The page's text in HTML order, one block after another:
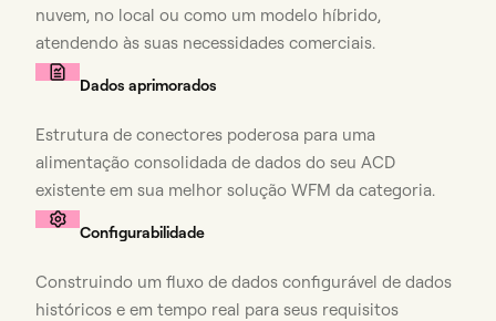
nuvem, no local ou como um modelo híbrido,
atendendo às suas necessidades comerciais.
Dados aprimorados
Estrutura de conectores poderosa para uma
alimentação consolidada de dados do seu ACD
existente em sua melhor solução WFM da categoria.
Configurabilidade
Construindo um fluxo de dados configurável de dados
históricos e em tempo real para seus requisitos